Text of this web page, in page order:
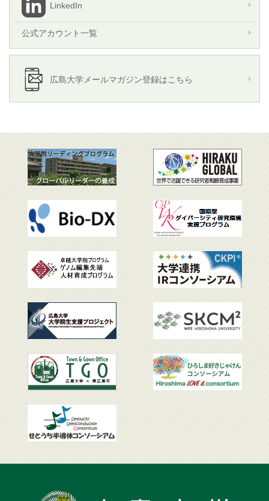
LinkedIn
公式アカウント一覧
広島大学メールマガジン登録はこちら